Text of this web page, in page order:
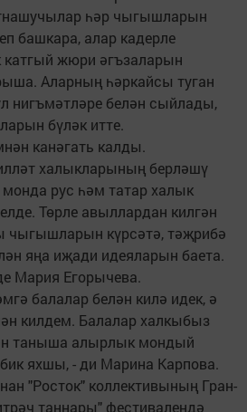
һәр чыгышларын
башкара, алар кадерле
катгый жюри әгъзаларын
Аларның һәркайсы туган
нигъмәтләре белән сыйлады,
бүләк итте.
канәгать калды.
халыкларының берләшү
рус һәм татар халык
Төрле авыллардан килгән
чыгышларын күрсәтә, тәҗрибә
яңа иҗади идеяларын баета.
Мария Егорычева.
балалар белән килә идек, ә
килдем. Балалар халкыбыз
таныша алырлык мондый
яхшы, - ди Марина Карпова.
"Росток" коллективының Гран-
таңнары" фестивалендә